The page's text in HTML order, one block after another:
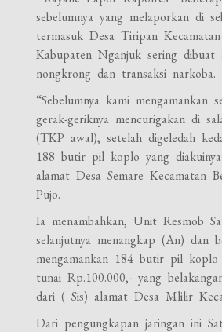
sebelumnya yang melaporkan di
termasuk Desa Tiripan
Kabupaten Nganjuk sering dibuat
nongkrong dan transaksi narkoba.
“Sebelumnya kami mengamankan
gerak-geriknya mencurigakan di
(TKP awal), setelah digeledah
188 butir pil koplo yang
alamat Desa Semare Kecamatan
Pujo.
Ia menambahkan, Unit Resmob
selanjutnya menangkap (An) dan
mengamankan 184 butir pil koplo
tunai Rp.100.000,- yang
dari ( Sis) alamat Desa Mlilir
Dari pengungkapan jaringan ini